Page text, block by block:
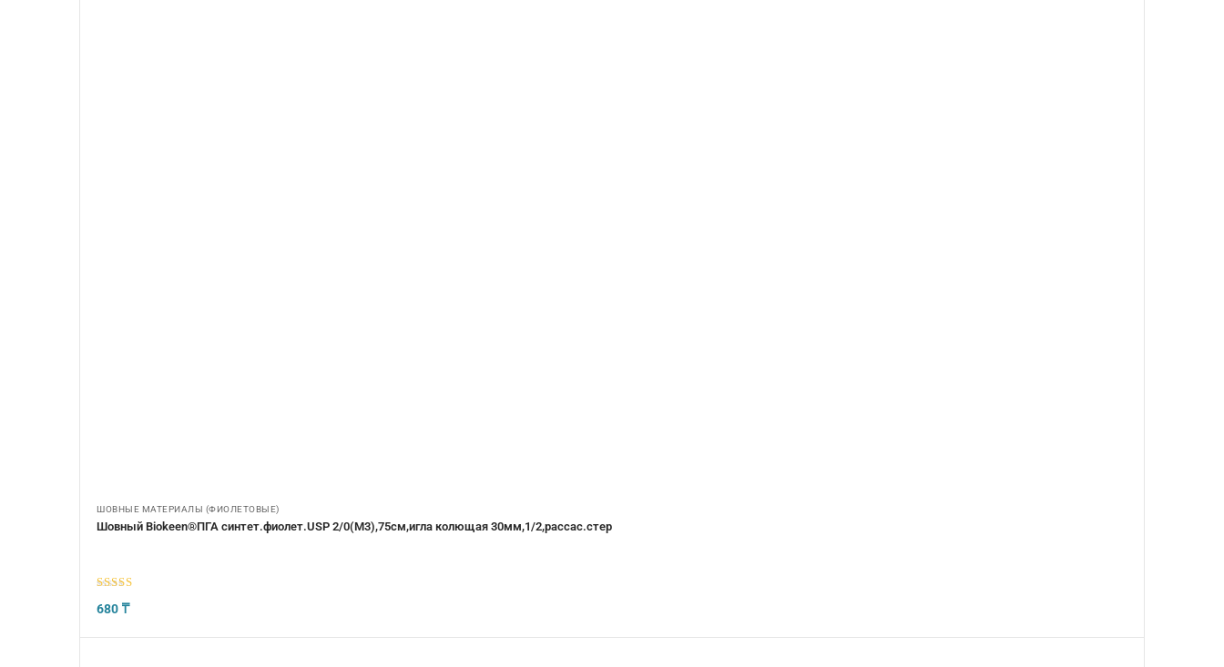
ШОВНЫЕ МАТЕРИАЛЫ (ФИОЛЕТОВЫЕ)
Шовный Biokeen®ПГА синтет.фиолет.USP 2/0(М3),75см,игла колющая 30мм,1/2,рассас.стер
из 5
680 ₸